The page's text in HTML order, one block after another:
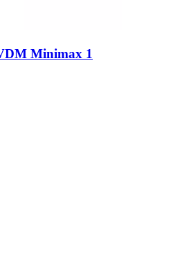
Minimax 1